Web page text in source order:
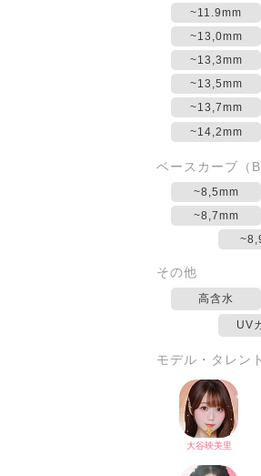
~11.9mm
~13,0mm
~13,3mm
~13,5mm
~13,7mm
~14,2mm
ベースカーブ（
~8,5mm
~8,7mm
その他
高含水
UV
モデル・タレン